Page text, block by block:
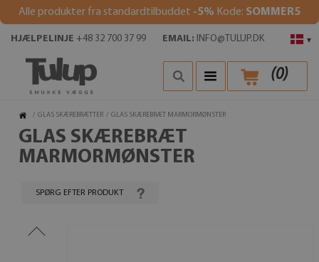
Alle produkter fra standardtilbuddet -5% Kode: SOMMER5
▾
HJÆLPELINJE +48 32 700 37 99 EMAIL: INFO@TULUP.DK
(0)
/ GLAS SKÆREBRÆTTER / GLAS SKÆREBRÆT MARMORMØNSTER
GLAS SKÆREBRÆT
MARMORMØNSTER
SPØRG EFTER PRODUKT